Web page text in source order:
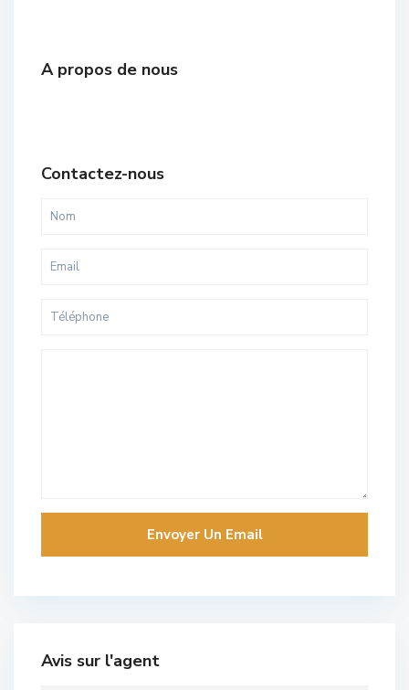
A propos de nous
Contactez-nous
Avis sur l'agent